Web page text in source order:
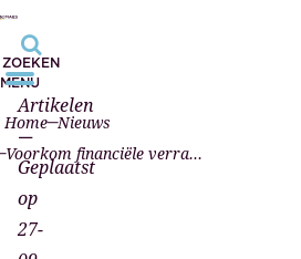
ZOEKEN
MENU
Home Nieuws
Voorkom financiële verrassingen bij ongehuwd samenwonen
Artikelen
—
Geplaatst
op
27-